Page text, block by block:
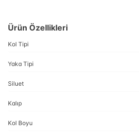
Ürün Özellikleri
Kol Tipi
Yaka Tipi
Siluet
Kalıp
Kol Boyu